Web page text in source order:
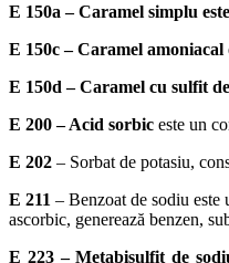
E 150a – Caramel simplu
E 150c– Caramel amoniacal
E 150d – Caramel cu sulfit
E 200– Acid sorbic este un
E 202 – Sorbat de potasiu,
E 211 – Benzoat de sodiu
ascorbic, generează benzen,
E 223– Metabisulfit de